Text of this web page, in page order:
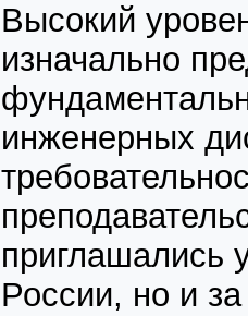
Высокий
изначально
инженерных
приглашались
России, но и